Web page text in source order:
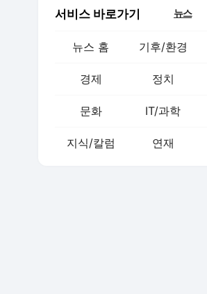
서비스 바로가기 뉴스
뉴스 홈 기후/환경
경제 정치
문화 IT/과학
지식/칼럼 연재